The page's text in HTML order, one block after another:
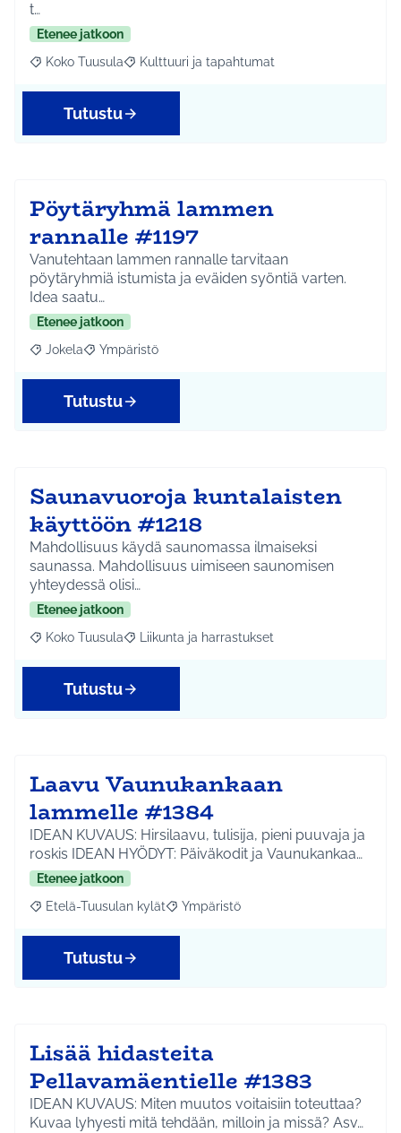
t…
Etenee jatkoon
Rajaa tulokset aihepiirin mukaan: Koko Tuusula
Koko Tuusula Rajaa tulokset teeman mukaan: Kulttuuri ja
Kulttuuri ja tapahtumat
Tutustu
Pöytäryhmä lammen
rannalle #1197
Vanutehtaan lammen rannalle tarvitaan
pöytäryhmiä istumista ja eväiden syöntiä varten.
Idea saatu…
Etenee jatkoon
Rajaa tulokset aihepiirin mukaan: Jokela
Jokela Rajaa tulokset teeman mukaan: Ympäristö
Ympäristö
Tutustu
Saunavuoroja kuntalaisten
käyttöön #1218
Mahdollisuus käydä saunomassa ilmaiseksi
saunassa. Mahdollisuus uimiseen saunomisen
yhteydessä olisi…
Etenee jatkoon
Rajaa tulokset aihepiirin mukaan: Koko Tuusula
Koko Tuusula Rajaa tulokset teeman mukaan: Liikunta ja
Liikunta ja harrastukset
Tutustu
Laavu Vaunukankaan
lammelle #1384
IDEAN KUVAUS: Hirsilaavu, tulisija, pieni puuvaja ja
roskis IDEAN HYÖDYT: Päiväkodit ja Vaunukankaa…
Etenee jatkoon
Rajaa tulokset aihepiirin mukaan: Etelä-Tuusulan kylät
Etelä-Tuusulan kylät Rajaa tulokset teeman mukaan:
Ympäristö
Tutustu
Lisää hidasteita
Pellavamäentielle #1383
IDEAN KUVAUS: Miten muutos voitaisiin toteuttaa?
Kuvaa lyhyesti mitä tehdään, milloin ja missä? Asv…